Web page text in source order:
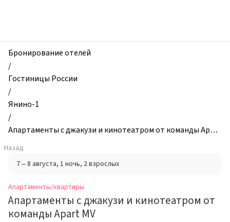
и
квартиры,
Апартаменты
джакузи
и
кинотеатром
от
команды
Apart
MV,
Янино-1,
Россия
Бронирование отелей
/
Гостиницы России
/
Янино-1
/
Апартаменты с джакузи и кинотеатром от команды Apart
Назад
7 – 8 августа, 1 ночь, 2 взрослых
Апартаменты/квартиры
Апартаменты с джакузи и кинотеатром от
команды Apart MV